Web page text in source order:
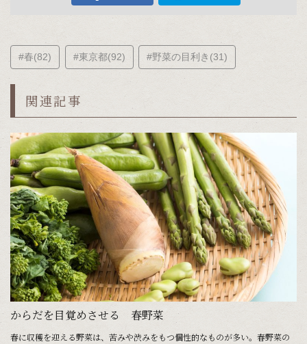
#春(82) #東京都(92) #野菜の目利き(31)
関連記事
からだを目覚めさせる 春野菜
春に収穫を迎える野菜は、苦みや渋みをもつ個性的なものが多い。春野菜の